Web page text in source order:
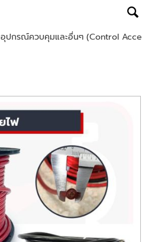
อุปกรณ์ควบคุมและอื่นๆ (Control Acce